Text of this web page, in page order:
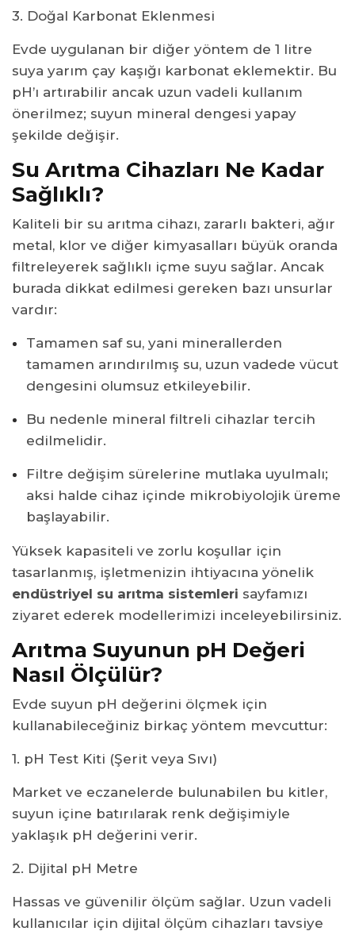
3. Doğal Karbonat Eklenmesi
Evde uygulanan bir diğer yöntem de 1 litre
suya yarım çay kaşığı karbonat eklemektir. Bu
pH’ı artırabilir ancak uzun vadeli kullanım
önerilmez; suyun mineral dengesi yapay
şekilde değişir.
Su Arıtma Cihazları Ne Kadar
Sağlıklı?
Kaliteli bir su arıtma cihazı, zararlı bakteri, ağır
metal, klor ve diğer kimyasalları büyük oranda
filtreleyerek sağlıklı içme suyu sağlar. Ancak
burada dikkat edilmesi gereken bazı unsurlar
vardır:
Tamamen saf su, yani minerallerden
tamamen arındırılmış su, uzun vadede vücut
dengesini olumsuz etkileyebilir.
Bu nedenle mineral filtreli cihazlar tercih
edilmelidir.
Filtre değişim sürelerine mutlaka uyulmalı;
aksi halde cihaz içinde mikrobiyolojik üreme
başlayabilir.
Yüksek kapasiteli ve zorlu koşullar için
tasarlanmış, işletmenizin ihtiyacına yönelik
endüstriyel su arıtma sistemleri sayfamızı
ziyaret ederek modellerimizi inceleyebilirsiniz.
Arıtma Suyunun pH Değeri
Nasıl Ölçülür?
Evde suyun pH değerini ölçmek için
kullanabileceğiniz birkaç yöntem mevcuttur:
1. pH Test Kiti (Şerit veya Sıvı)
Market ve eczanelerde bulunabilen bu kitler,
suyun içine batırılarak renk değişimiyle
yaklaşık pH değerini verir.
2. Dijital pH Metre
Hassas ve güvenilir ölçüm sağlar. Uzun vadeli
kullanıcılar için dijital ölçüm cihazları tavsiye